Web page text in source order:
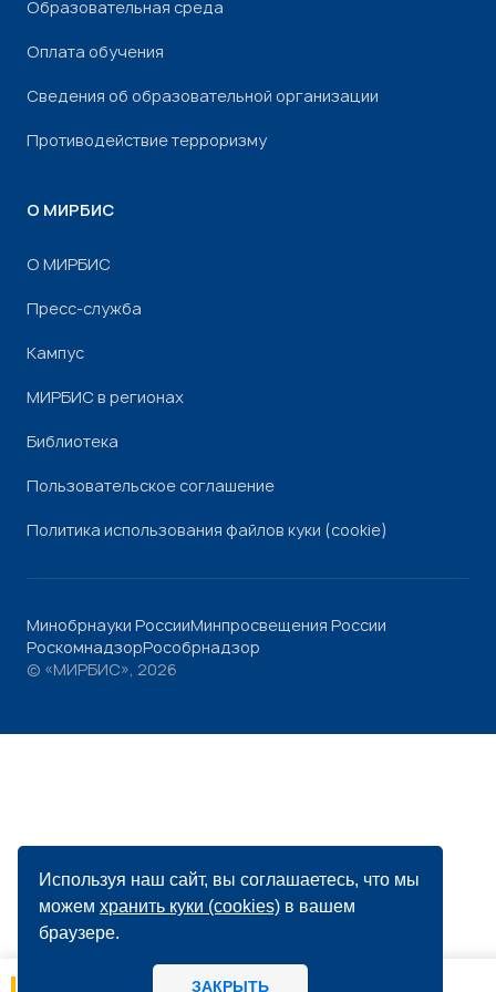
Используя наш сайт, вы соглашаетесь, что мы
можемхранить куки (cookies) в вашем
браузере.
ЗАКРЫТЬ
Образовательная среда
Оплата обучения
Сведения об образовательной организации
Противодействие терроризму
О МИРБИС
О МИРБИС
Пресс-служба
Кампус
МИРБИС в регионах
Библиотека
Пользовательское соглашение
Политика использования файлов куки (cookie)
Минобрнауки РоссииМинпросвещения России
РоскомнадзорРособрнадзор
© «МИРБИС», 2026